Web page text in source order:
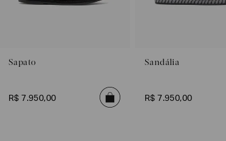
Sapato
R$ 7 .950,00
Sandália
R$ 7 .950,00